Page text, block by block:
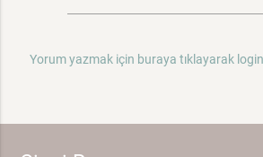
Yorum yazmak için buraya tıklayarak